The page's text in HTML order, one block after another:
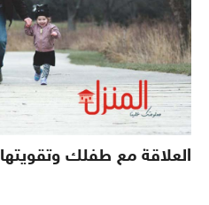
العلاقة مع طفلك وتقويتها